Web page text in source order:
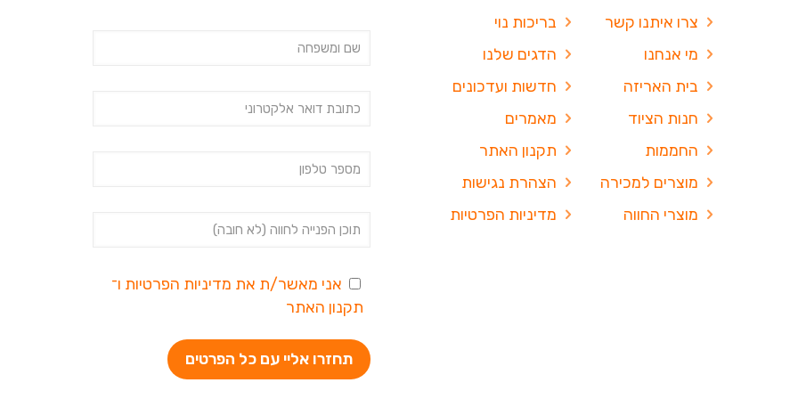
בריכות נוי
הדגים שלנו
חדשות ועדכונים
מאמרים
תקנון האתר
הצהרת נגישות
מדיניות הפרטיות
צרו איתנו קשר
מי אנחנו
בית האריזה
חנות הציוד
החממות
מוצרים למכירה
מוצרי החווה
אני מאשר/ת את מדיניות הפרטיות ו־
תקנון האתר